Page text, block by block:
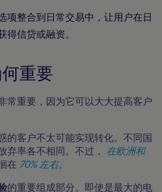
项整合到日常交易中，让用户在日
得信贷或融资。
重要
常重要，因为它可以大大提高客户
的客户不太可能实现转化。不同国
弃率各不相同。不过， 在欧洲和
在 70% 左右。
的重要组成部分。即使是最大的电